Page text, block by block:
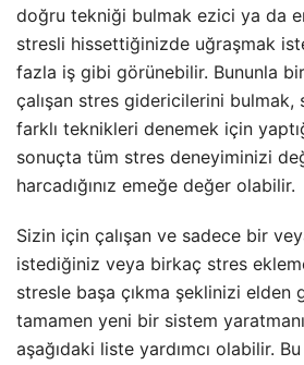
doğru tekniği bulmak ezici ya da
stresli hissettiğinizde uğraşmak
fazla iş gibi görünebilir. Bununla
çalışan stres gidericilerini bulmak,
farklı teknikleri denemek için
sonuçta tüm stres deneyiminizi
harcadığınız emeğe değer olabilir.
Sizin için çalışan ve sadece bir
istediğiniz veya birkaç stres
stresle başa çıkma şeklinizi elden
tamamen yeni bir sistem
aşağıdaki liste yardımcı olabilir.